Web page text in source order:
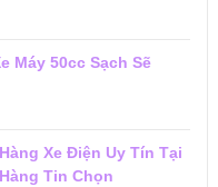
Máy 50cc Sạch Sẽ
Xe Điện Uy Tín Tại
Tin Chọn